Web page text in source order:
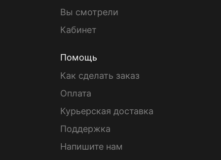
Вы смотрели
Кабинет
Помощь
Как сделать заказ
Оплата
Курьерская доставка
Поддержка
Напишите нам